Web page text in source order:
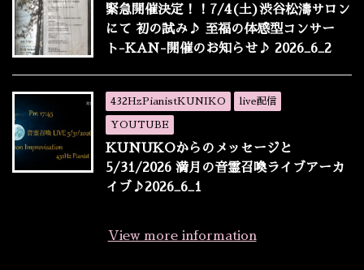
緊急開催決定！！7/4(土)渋谷松濤サロン
にて 初の試み♪ 至福の体感型コンサー
ト-KAN-開催のお知らせ♪ 2026_6_2
432HzPianistKUNIKO live配信
YOUTUBE
KUNUKOからのメッセージと
5/31/2026 満月の音霊召喚ライブアーカ
イブ♪2026_6_1
View more information